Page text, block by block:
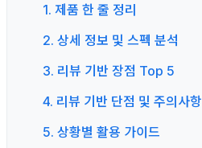
1. 제품 한 줄 정리
2. 상세 정보 및 스펙 분석
3. 리뷰 기반 장점 Top 5
4. 리뷰 기반 단점 및 주의사항
5. 상황별 활용 가이드